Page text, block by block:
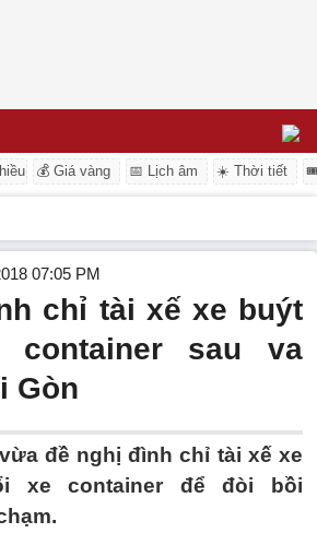
💰 Giá vàng 📅 Lịch âm ☀️ Thời tiết
07:05 PM
chỉ tài xế xe buýt
sau va
Gòn
đề nghị đình chỉ tài xế xe
xe container để đòi bồi